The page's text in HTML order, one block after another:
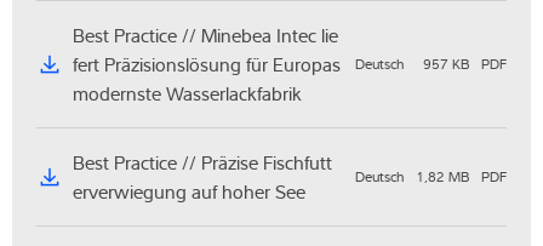
Best Practice // Minebea Intec lie
fert Präzisionslösung für Europas
modernste Wasserlackfabrik
Deutsch 957 KB PDF
Best Practice // Präzise Fischfutt
erverwiegung auf hoher See
Deutsch 1,82 MB PDF